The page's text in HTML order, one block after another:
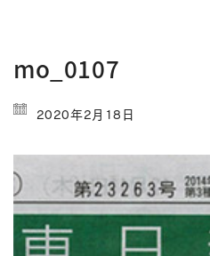
mo_0107
2020年2月18日